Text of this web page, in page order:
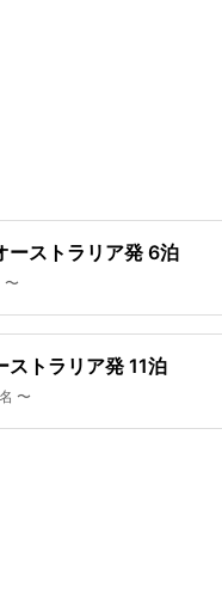
ーストラリア発 6泊
〜
ストラリア発 11泊
〜